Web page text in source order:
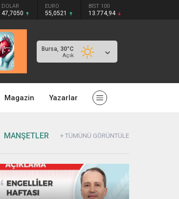
DOLAR
47,7050
EURO
55,0521
BIST 100
13.774,94
Bursa, 30°C
Açık
Magazin Yazarlar
MANŞETLER + TÜMÜNÜ GÖRÜNTÜLE